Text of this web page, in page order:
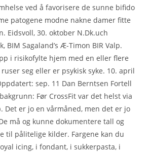
ved å favorisere de sunne bifido
patogene modne nakne damer fitte
Eidsvoll, 30. oktober N.Dk.uch
BIM Sagaland’s Æ-Timon BIR Valp.
i risikofylte hjem med en eller flere
seg eller er psykisk syke. 10. april
sep. 11 Dan Berntsen Fortell
Før CrossFit var det helst via
Det er jo en vårmåned, men det er jo
må og kunne dokumentere tall og
til pålitelige kilder. Fargene kan du
icing, i fondant, i sukkerpasta, i